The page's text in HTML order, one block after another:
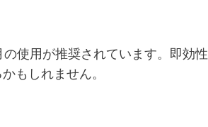
使用が推奨されています。即効性
もしれません。